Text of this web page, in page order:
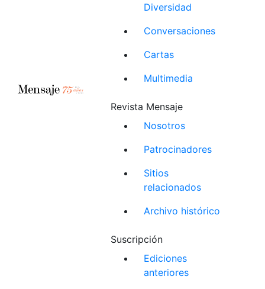
Diversidad
Conversaciones
Cartas
Multimedia
Revista Mensaje
Nosotros
Patrocinadores
Sitios
relacionados
Archivo histórico
Suscripción
Ediciones
anteriores